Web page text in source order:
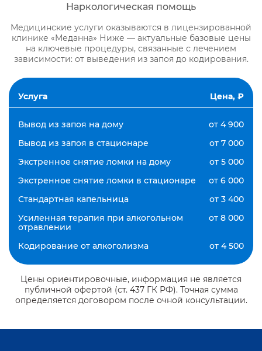
Наркологическая помощь
Медицинские услуги оказываются в лицензированной
клинике «Меданна» Ниже — актуальные базовые цены
на ключевые процедуры, связанные с лечением
зависимости: от выведения из запоя до кодирования.
Услуга Цена, ₽
Вывод из запоя на дому
от 4 900
Вывод из запоя в стационаре
от 7 000
Экстренное снятие ломки на дому
от 5 000
Экстренное снятие ломки в стационаре
от 6 000
Стандартная капельница
от 3 400
Усиленная терапия при алкогольном
отравлении
от 8 000
Кодирование от алкоголизма от 4 500
Цены ориентировочные, информация не является
публичной офертой (ст. 437 ГК РФ). Точная сумма
определяется договором после очной консультации.